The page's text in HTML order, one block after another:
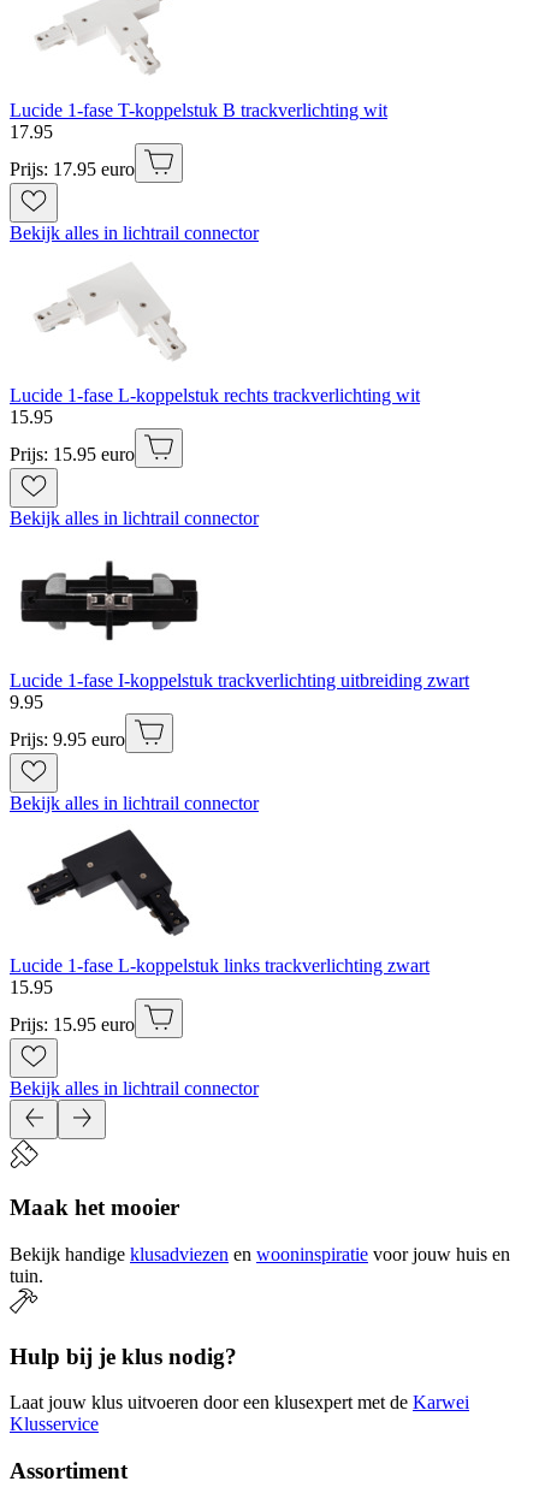
Lucide 1-fase T-koppelstuk B trackverlichting wit
17.95
Prijs: 17.95 euro
Bekijk alles in lichtrail connector
Lucide 1-fase L-koppelstuk rechts trackverlichting wit
15.95
Prijs: 15.95 euro
Bekijk alles in lichtrail connector
Lucide 1-fase I-koppelstuk trackverlichting uitbreiding zwart
9.95
Prijs: 9.95 euro
Bekijk alles in lichtrail connector
Lucide 1-fase L-koppelstuk links trackverlichting zwart
15.95
Prijs: 15.95 euro
Bekijk alles in lichtrail connector
Maak het mooier
Bekijk handige klusadviezen en wooninspiratie voor jouw huis en
tuin.
Hulp bij je klus nodig?
Laat jouw klus uitvoeren door een klusexpert met de Karwei
Klusservice
Assortiment